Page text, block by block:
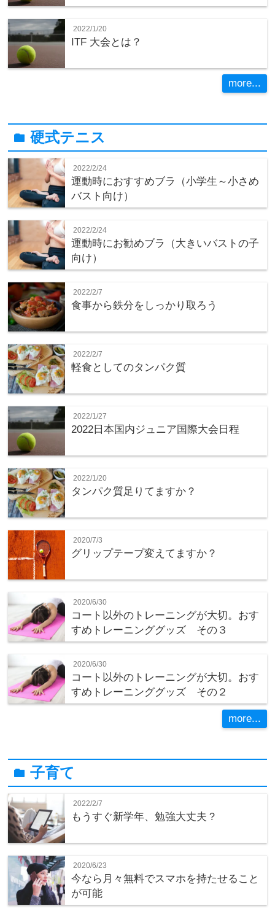
2022/1/20
ITF 大会とは？
more...
folder硬式テニス
2022/2/24
運動時におすすめブラ（小学生～小さめ
バスト向け）
2022/2/24
運動時にお勧めブラ（大きいバストの子
向け）
2022/2/7
食事から鉄分をしっかり取ろう
2022/2/7
軽食としてのタンパク質
2022/1/27
2022日本国内ジュニア国際大会日程
2022/1/20
タンパク質足りてますか？
2020/7/3
グリップテープ変えてますか？
2020/6/30
コート以外のトレーニングが大切。おす
すめトレーニンググッズ その３
2020/6/30
コート以外のトレーニングが大切。おす
すめトレーニンググッズ その２
more...
folder子育て
2022/2/7
もうすぐ新学年、勉強大丈夫？
2020/6/23
今なら月々無料でスマホを持たせること
が可能